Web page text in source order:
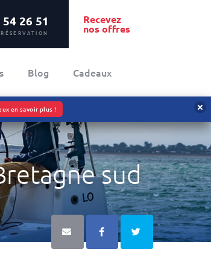
26 51 Recevez
nos offres
Blog Cadeaux
en savoir plus !
sud